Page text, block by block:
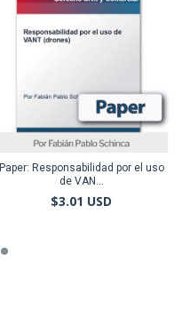
Paper: Responsabilidad por el uso
de VAN...
$3.01 USD